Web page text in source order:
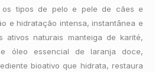
os tipos de pelo e pele de cães e
e hidratação intensa, instantânea e
ativos naturais manteiga de karité,
óleo essencial de laranja doce,
bioativo que hidrata, restaura